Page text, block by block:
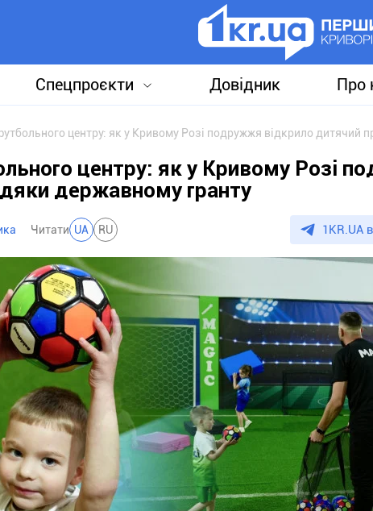
Спецпроєкти Довідник Про
центру: як у Кривому Розі подружжя відкрило дитячий
центру: як у Кривому Розі
державному гранту
Читати UA RU 1KR.UA в